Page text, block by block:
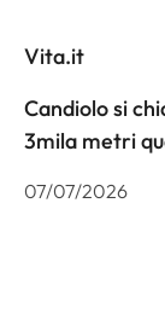
Vita.it
Candiolo si
3mila metri
07/07/2026